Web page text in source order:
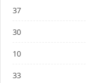
37
30
10
33